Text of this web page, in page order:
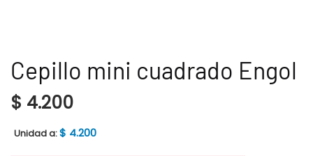
Cepillo mini cuadrado Engol
$ 4.200
Unidad a:$ 4.200